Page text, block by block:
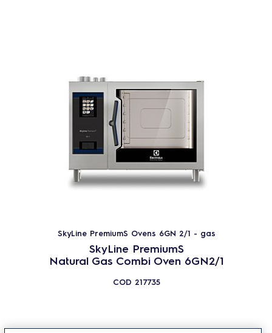
SkyLine PremiumS Ovens 6GN 2/1 - gas
SkyLine PremiumS
Natural Gas Combi Oven 6GN2/1
COD 217735